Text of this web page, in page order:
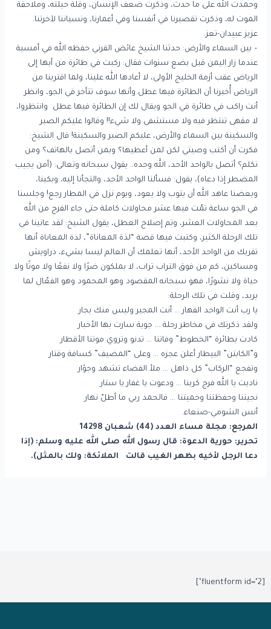
وحمدت الله على ما حدث، وذكرت ضعف الإنسان، وقلة حيلته، وملاحقة
الموت له، وذكرت تقصيرنا في أنفسنا وفي أعمارنا، ونسياننا لآخرتنا.
عزيز عبيدان-تعز.
– بين السماء والأرض: حدثنا الشيخ عائض القرني حفظه الله في أمسية
عندما زار اليمن قبل بضع سنوات فقال: ركبت في طائرة من أبها إلى
الرياض عقب أزمة الخليج الأولى، لا أعادها الله علينا، ولما اقتربنا من
الرياض أُخبرنا أن الطائرة فيها عطل وأنها سوف تتأخر في الجو، وانظر
أنت راكب في طائرة في الجو ويقال لك إن الطائرة فيها عطل وانتظروا،
لا مقهى تنتظر فيه ولا مستشفى ولا شيء!! وقالوا عليكم الصبر
والسكينة بين السماء والأرض، عليكم الصبر والسكينة! قال الشيخ:
فكرت أن أكتب وصيتي لكن لمن أعطيها؟ وبمن أتصل بالهاتف؟ ومن
تكلم؟ أتصل بالواحد الأحد، الله وحده.. يقول سبحانه وتعالى: (أمن يجيب
المضطر إذا دعاه)، يقول: فسألنا الواحد الأحد، والتجأنا إليه، وبكينا،
وبعضنا عاهد الله أن يتوب ولا يعود، ويوم نزل في المطار رجع! وجلسنا
في الجو ساعة تمّت فيها عشر محاولات كاملة حتى جاء الفرج من الله
بعد المحاولات العشر، وتم إصلاح العطل، يقول الشيخ: لقد عانينا في
تلك الرحلة الكثير، وكتبت فيها قصة “لذة المعاناة”، لذة المعاناة أنها
تقربك من الواحد الأحد، أنها تعلمك أن العالم ليسا بشيء، دراويش
ومساكين، كم من فوق التراب تراب، لا يملكون ضرًا ولا نفعًا ولا موتًا ولا
حياة ولا نشورًا، فهو سبحانه المقصود وهو المحمود وهو الفعّال لما
يريد، وقلت في تلك الرحلة:
يا رب أنت الواحد القهار … أنت المجير وليس منك يجار
ولقد ذكرتك في مخاطر رحلة … جوية سارت بها الأخبار
كادت بطائرة “الخطوط” وفاتنا … تدنو وتروي موتنا الأقطار
و”الكابتن” البيطار أعلن عجزه … وعلى “المضيف” كسافة وقتار
وتفجع “الركاب” كل ذاهل … ملأ الفضاء تشهد وجؤار
ناديت يا الله فرج كربنا … ودعوت يا غفار يا ستار
نجيتنا وحفظتنا وحميتنا … فالحمد ربي ما أطلّ نهار
أنس الشومي-صنعاء.
المرجع: مجلة مساء العدد (44) شعبان 14298
تحرير: حورية الدعوة: قال رسول الله صلى الله عليه وسلم: (إذا
دعا الرجل لأخيه بظهر الغيب قالت الملائكة: ولك بالمثل).
[fluentform id="2"]